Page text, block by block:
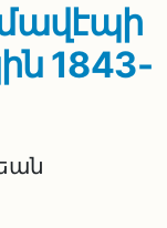
1843-